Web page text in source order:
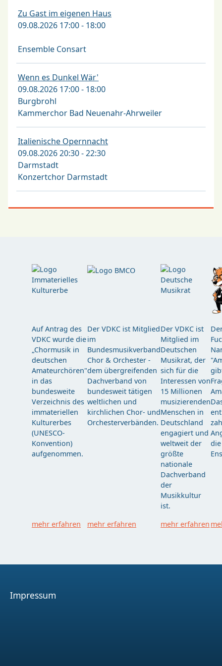
Zu Gast im eigenen Haus
09.08.2026 17:00 - 18:00
Ensemble Consart
Wenn es Dunkel Wär'
09.08.2026 17:00 - 18:00
Burgbrohl
Kammerchor Bad Neuenahr-Ahrweiler
Italienische Opernnacht
09.08.2026 20:30 - 22:30
Darmstadt
Konzertchor Darmstadt
Auf Antrag des
VDKC wurde die
„Chormusik in
deutschen
Amateurchören"
in das
bundesweite
Verzeichnis des
immateriellen
Kulturerbes
(UNESCO-
Konvention)
aufgenommen.
mehr erfahren
Der VDKC ist Mitglied
im
Bundesmusikverband
Chor & Orchester -
dem übergreifenden
Dachverband von
bundesweit tätigen
weltlichen und
kirchlichen Chor- und
Orchesterverbänden.
mehr erfahren
Der VDKC ist
Mitglied im
Deutschen
Musikrat, der
sich für die
Interessen von
15 Millionen
musizierenden
Menschen in
Deutschland
engagiert und
weltweit der
größte
nationale
Dachverband
der
Musikkultur
ist.
mehr erfahren
die
Impressum